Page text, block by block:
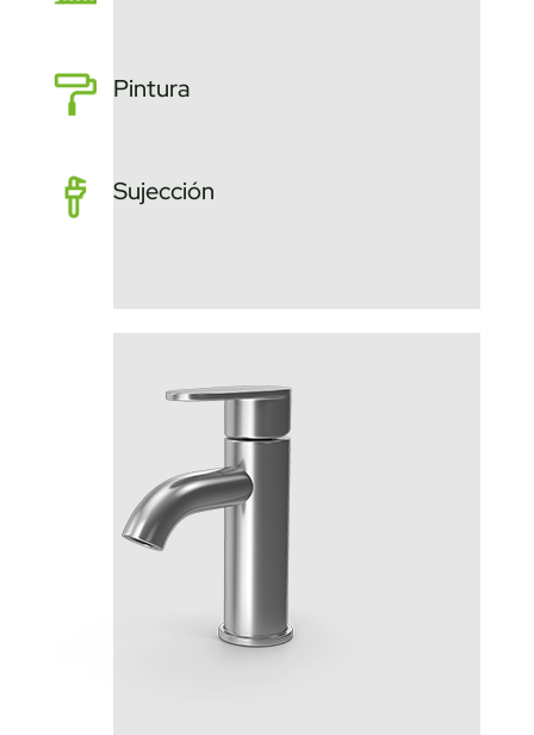
Pintura
Sujección